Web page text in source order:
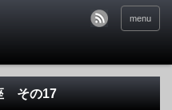
menu
その17